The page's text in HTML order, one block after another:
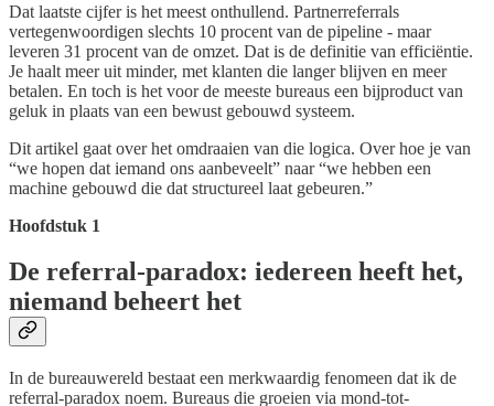
Dat laatste cijfer is het meest onthullend. Partnerreferrals
vertegenwoordigen slechts 10 procent van de pipeline - maar
leveren 31 procent van de omzet. Dat is de definitie van efficiëntie.
Je haalt meer uit minder, met klanten die langer blijven en meer
betalen. En toch is het voor de meeste bureaus een bijproduct van
geluk in plaats van een bewust gebouwd systeem.
Dit artikel gaat over het omdraaien van die logica. Over hoe je van
“we hopen dat iemand ons aanbeveelt” naar “we hebben een
machine gebouwd die dat structureel laat gebeuren.”
Hoofdstuk 1
De referral-paradox: iedereen heeft het,
niemand beheert het
In de bureauwereld bestaat een merkwaardig fenomeen dat ik de
referral-paradox noem. Bureaus die groeien via mond-tot-